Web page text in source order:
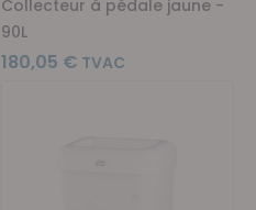
Collecteur à pédale jaune -
90L
180,05 €